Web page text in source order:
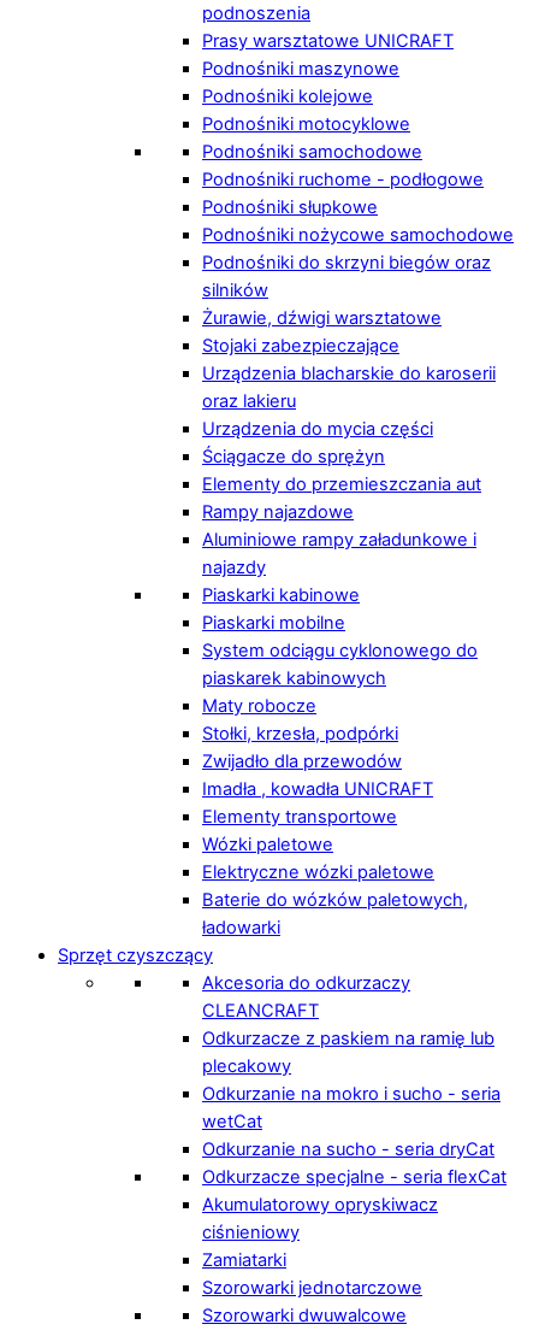
podnoszenia
Prasy warsztatowe UNICRAFT
Podnośniki maszynowe
Podnośniki kolejowe
Podnośniki motocyklowe
Podnośniki samochodowe
Podnośniki ruchome - podłogowe
Podnośniki słupkowe
Podnośniki nożycowe samochodowe
Podnośniki do skrzyni biegów oraz
silników
Żurawie, dźwigi warsztatowe
Stojaki zabezpieczające
Urządzenia blacharskie do karoserii
oraz lakieru
Urządzenia do mycia części
Ściągacze do sprężyn
Elementy do przemieszczania aut
Rampy najazdowe
Aluminiowe rampy załadunkowe i
najazdy
Piaskarki kabinowe
Piaskarki mobilne
System odciągu cyklonowego do
piaskarek kabinowych
Maty robocze
Stołki, krzesła, podpórki
Zwijadło dla przewodów
Imadła , kowadła UNICRAFT
Elementy transportowe
Wózki paletowe
Elektryczne wózki paletowe
Baterie do wózków paletowych,
ładowarki
Sprzęt czyszczący
Akcesoria do odkurzaczy
CLEANCRAFT
Odkurzacze z paskiem na ramię lub
plecakowy
Odkurzanie na mokro i sucho - seria
wetCat
Odkurzanie na sucho - seria dryCat
Odkurzacze specjalne - seria flexCat
Akumulatorowy opryskiwacz
ciśnieniowy
Zamiatarki
Szorowarki jednotarczowe
Szorowarki dwuwalcowe